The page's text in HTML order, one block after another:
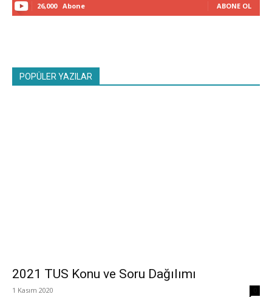
26,000 Abone ABONE OL
POPÜLER YAZILAR
2021 TUS Konu ve Soru Dağılımı
1 Kasım 2020